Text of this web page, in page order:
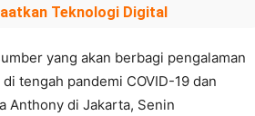
Teknologi Digital
yang akan berbagi pengalaman
tengah pandemi COVID-19 dan
Anthony di Jakarta, Senin